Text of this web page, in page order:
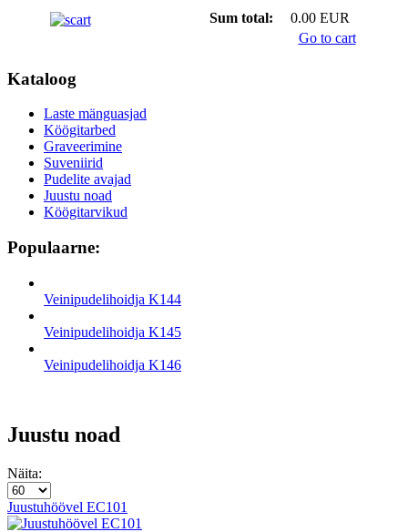
Sum total:
0.00 EUR
Go to cart
Kataloog
Laste mänguasjad
Köögitarbed
Graveerimine
Suveniirid
Pudelite avajad
Juustu noad
Köögitarvikud
Populaarne:
Veinipudelihoidja K144
Veinipudelihoidja K145
Veinipudelihoidja K146
Juustu noad
Näita:
Juustuhöövel EC101